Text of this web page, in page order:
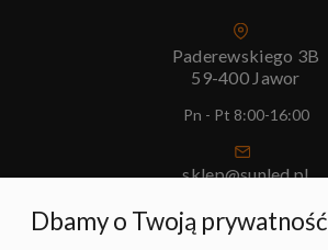
Paderewskiego 3B
59-400 Jawor
Pn - Pt 8:00-16:00
sklep@sunled.pl
+48 690 128 561
Dbamy o Twoją prywatność